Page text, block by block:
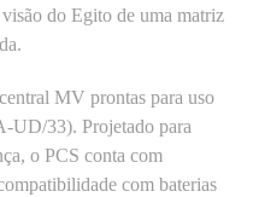
do Egito de uma matriz
MV prontas para uso
UD/33). Projetado para
o PCS conta com
com baterias